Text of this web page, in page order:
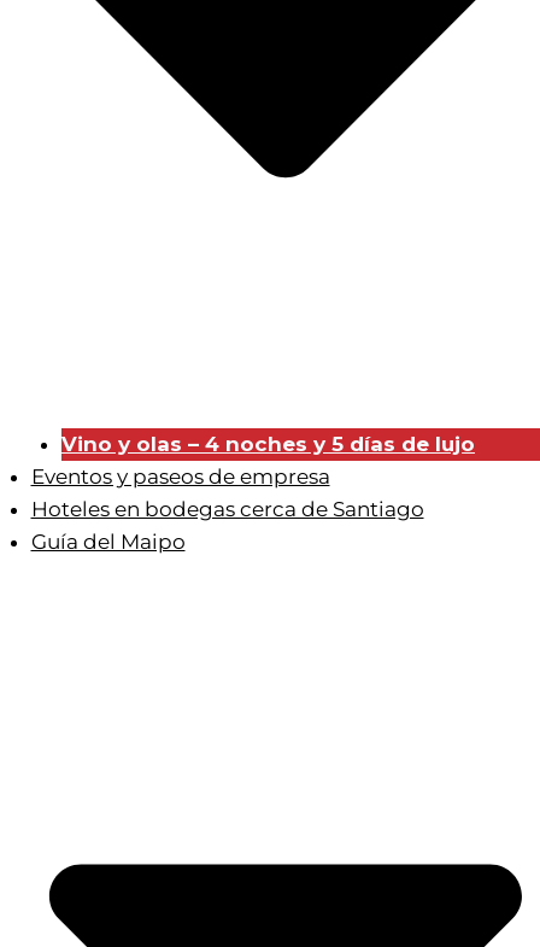
Vino y olas – 4 noches y 5 días de lujo
Eventos y paseos de empresa
Hoteles en bodegas cerca de Santiago
Guía del Maipo